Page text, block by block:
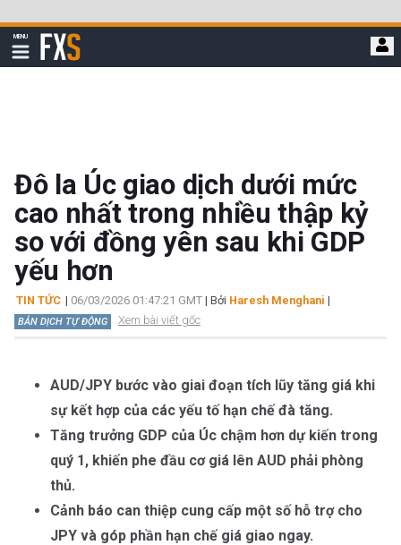
qua
đi
MENU
Hiển
thị
FXStreet
Đô la Úc giao dịch dưới mức
cao nhất trong nhiều thập kỷ
so với đồng yên sau khi GDP
yếu hơn
TIN TỨC | 06/03/2026 01:47:21 GMT | Bởi Haresh Menghani |
BẢN DỊCH TỰ ĐỘNG Xem bài viết gốc
AUD/JPY bước vào giai đoạn tích lũy tăng giá khi
sự kết hợp của các yếu tố hạn chế đà tăng.
Tăng trưởng GDP của Úc chậm hơn dự kiến trong
quý 1, khiến phe đầu cơ giá lên AUD phải phòng
thủ.
Cảnh báo can thiệp cung cấp một số hỗ trợ cho
JPY và góp phần hạn chế giá giao ngay.